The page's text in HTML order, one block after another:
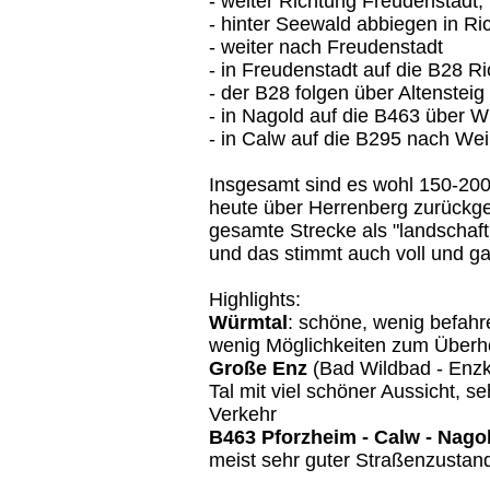
- hinter Seewald abbiegen in
- weiter nach Freudenstadt
- in Freudenstadt auf die B28
- der B28 folgen über
- in Nagold auf die B463 über
- in Calw auf die B295 nach
Insgesamt sind es wohl 150-
heute über Herrenberg
gesamte Strecke als
und das stimmt auch voll und
Highlights:
Würmtal : schöne, wenig
wenig Möglichkeiten zum
Große Enz (Bad Wildbad -
Tal mit viel schöner Aussicht,
Verkehr
B463 Pforzheim - Calw -
meist sehr guter